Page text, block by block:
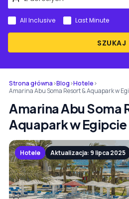
SZUKAJ
All Inclusive Last Minute
Strona główna›Blog›Hotele›
Amarina Abu Soma Resort & Aquapark w
Amarina Abu Soma
Aquapark w Egipcie
Hotele Aktualizacja: 9 lipca 2025